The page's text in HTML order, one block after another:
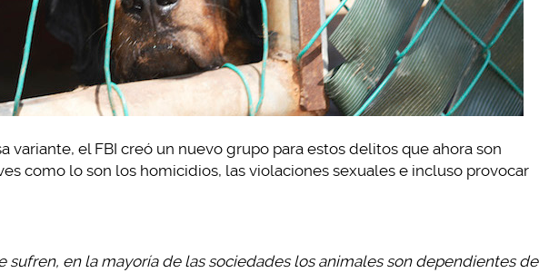
variante, el FBI creó un nuevo grupo para estos delitos que ahora son
como lo son los homicidios, las violaciones sexuales e incluso provocar
sufren, en la mayoría de las sociedades los animales son dependientes de